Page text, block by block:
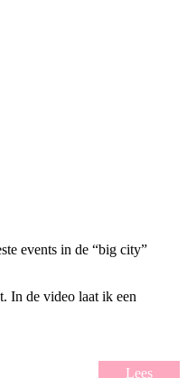
events in de “big city”
In de video laat ik een
Lees